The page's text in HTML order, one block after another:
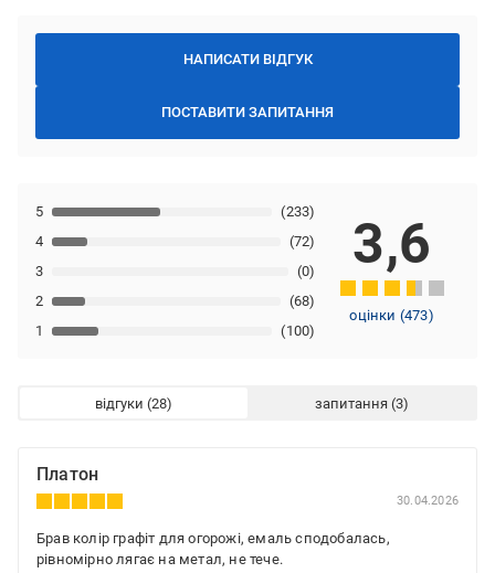
НАПИСАТИ ВІДГУК
ПОСТАВИТИ ЗАПИТАННЯ
1 (100)
2 (68)
3 (0)
4 (72)
5 (233)
3,6
оцінки (473)
відгуки запитання
Платон
30.04.2026
Брав колір графіт для огорожі, емаль сподобалась,
рівномірно лягає на метал, не тече.